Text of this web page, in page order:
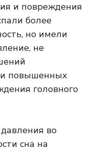
и повреждения
более
но имели
не
повышенных
головного
во
сна на